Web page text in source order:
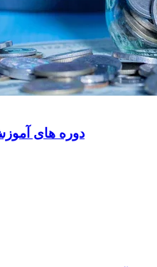
دوره های